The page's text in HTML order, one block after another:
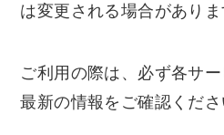
は変更される場合がありま
ご利用の際は、必ず各サ
最新の情報をご確認くださ